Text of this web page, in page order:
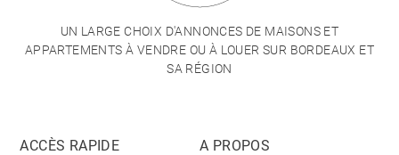
UN LARGE CHOIX D'ANNONCES DE MAISONS ET
APPARTEMENTS À VENDRE OU À LOUER SUR BORDEAUX ET
SA RÉGION
ACCÈS RAPIDE
A PROPOS